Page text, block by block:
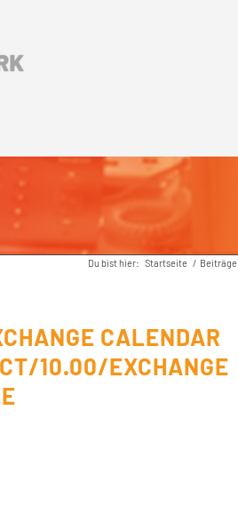
Du bist hier: Startseite / Beiträge
CALENDAR
10.00/EXCHANGE